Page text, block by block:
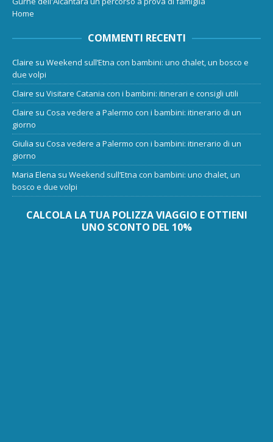
Home
COMMENTI RECENTI
Claire su Weekend sull’Etna con bambini: uno chalet, un bosco e
due volpi
Claire su Visitare Catania con i bambini: itinerari e consigli utili
Claire su Cosa vedere a Palermo con i bambini: itinerario di un
giorno
Giulia su Cosa vedere a Palermo con i bambini: itinerario di un
giorno
Maria Elena su Weekend sull’Etna con bambini: uno chalet, un
bosco e due volpi
CALCOLA LA TUA POLIZZA VIAGGIO E OTTIENI
UNO SCONTO DEL 10%